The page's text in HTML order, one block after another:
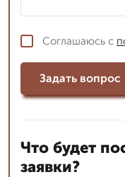
Соглашаюсь с
Задать вопрос
Что будет
заявки?